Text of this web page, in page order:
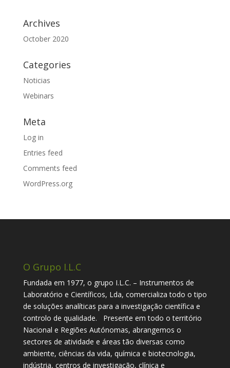
Archives
October 2020
Categories
Noticias
Webinars
Meta
Log in
Entries feed
Comments feed
WordPress.org
O Grupo I.L.C
Fundada em 1977, o grupo I.L.C. – Instrumentos de
Laboratório e Científicos, Lda, comercializa todo o tipo
de soluções analíticas para a investigação científica e
controlo de qualidade. Presente em todo o território
Nacional e Regiões Autónomas, abrangemos o
sectores de atividade e áreas tão diversas como
ambiente, ciências da vida, química e biotecnologia,
indústria, centros de investigação, clínica e